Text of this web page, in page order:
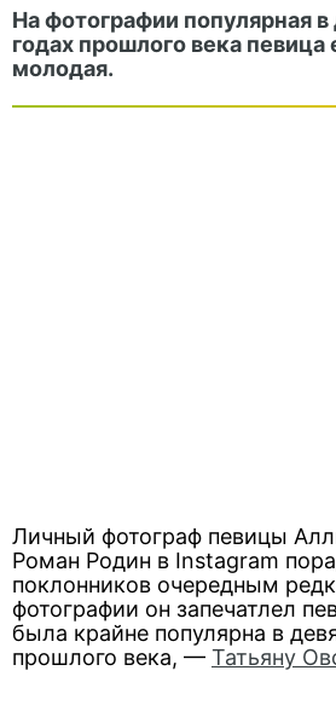
На фотографии популярная
годах прошлого века
молодая.
Личный фотограф певицы
Роман Родин в Instagram
поклонников очередным
фотографии он запечатлел
была крайне популярна в
прошлого века, — Татьяну